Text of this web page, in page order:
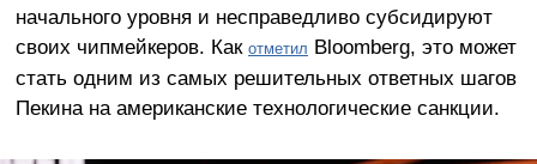
начального уровня и несправедливо субсидируют
своих чипмейкеров. Как отметил Bloomberg, это может
стать одним из самых решительных ответных шагов
Пекина на американские технологические санкции.